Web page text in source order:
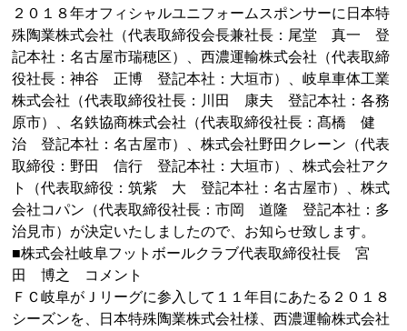
２０１８年オフィシャルユニフォームスポンサーに日本特
殊陶業株式会社（代表取締役会長兼社長：尾堂 真一 登
記本社：名古屋市瑞穂区）、西濃運輸株式会社（代表取締
役社長：神谷 正博 登記本社：大垣市）、岐阜車体工業
株式会社（代表取締役社長：川田 康夫 登記本社：各務
原市）、名鉄協商株式会社（代表取締役社長：髙橋 健
治 登記本社：名古屋市）、株式会社野田クレーン（代表
取締役：野田 信行 登記本社：大垣市）、株式会社アク
ト（代表取締役：筑紫 大 登記本社：名古屋市）、株式
会社コパン（代表取締役社長：市岡 道隆 登記本社：多
治見市）が決定いたしましたので、お知らせ致します。
■株式会社岐阜フットボールクラブ代表取締役社長 宮
田 博之 コメント
ＦＣ岐阜がＪリーグに参入して１１年目にあたる２０１８
シーズンを、日本特殊陶業株式会社様、西濃運輸株式会社